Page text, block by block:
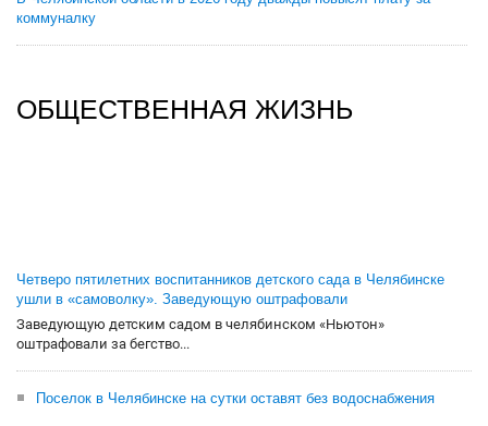
коммуналку
ОБЩЕСТВЕННАЯ ЖИЗНЬ
Четверо пятилетних воспитанников детского сада в Челябинске
ушли в «самоволку». Заведующую оштрафовали
Заведующую детским садом в челябинском «Ньютон»
оштрафовали за бегство...
Поселок в Челябинске на сутки оставят без водоснабжения